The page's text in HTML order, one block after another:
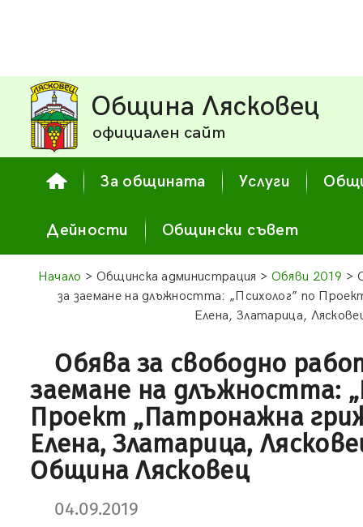
Община Лясковец
официален сайт
За общината Услуги
Дейности Общински съвет
Начало > Общинска администрация > Обяви 2019 >
за заемане на длъжността: „Психолог” по
Елена, Златарица,
Обява за свободно
заемане на длъжността:
Проект „Патронажна
Елена, Златарица,
Община Лясковец
04.09.2019